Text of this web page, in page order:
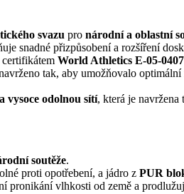
svazu pro národní a oblastní
snadné přizpůsobení a rozšíření
certifikátem World Athletics E-05-
tak, aby umožňovalo
vysoce odolnou sítí, která je navržena
soutěže.
proti opotřebení, a jádro z PUR
pronikání vlhkosti od země a